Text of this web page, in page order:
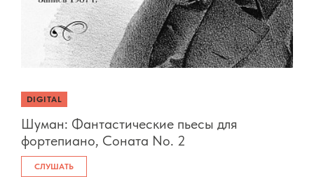
DIGITAL
Шуман: Фантастические пьесы для
фортепиано, Соната No. 2
СЛУШАТЬ